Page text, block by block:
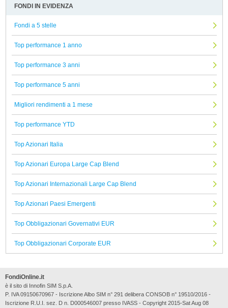
FONDI IN EVIDENZA
Fondi a 5 stelle
Top performance 1 anno
Top performance 3 anni
Top performance 5 anni
Migliori rendimenti a 1 mese
Top performance YTD
Top Azionari Italia
Top Azionari Europa Large Cap Blend
Top Azionari Internazionali Large Cap Blend
Top Azionari Paesi Emergenti
Top Obbligazionari Governativi EUR
Top Obbligazionari Corporate EUR
FondiOnline.it
è il sito di Innofin SIM S.p.A.
P. IVA 09150670967 - Iscrizione Albo SIM n° 291 delibera CONSOB n° 19510/2016 -
Iscrizione R.U.I. sez. D n. D000546007 presso IVASS - Copyright 2015-Sat Aug 08